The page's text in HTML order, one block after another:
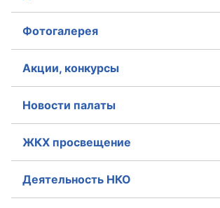
Фотогалерея
Акции, конкурсы
Новости палаты
ЖКХ просвещение
Деятельность НКО